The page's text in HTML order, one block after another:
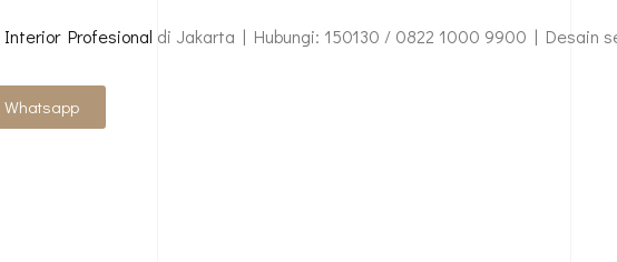
Profesional di Jakarta | Hubungi: 150130 / 0822 1000 9900 | Desain
Whatsapp